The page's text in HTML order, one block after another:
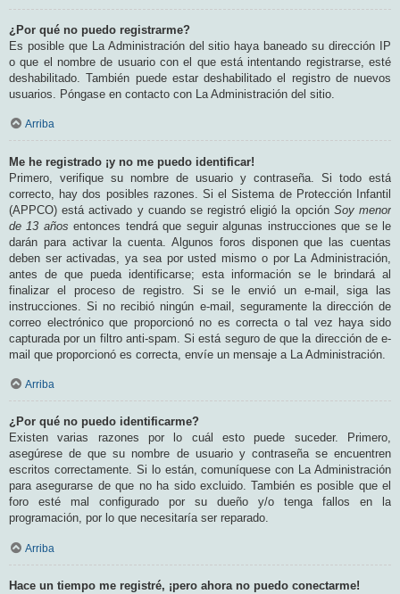
¿Por qué no puedo registrarme?
Es posible que La Administración del sitio haya baneado su dirección IP
o que el nombre de usuario con el que está intentando registrarse, esté
deshabilitado. También puede estar deshabilitado el registro de nuevos
usuarios. Póngase en contacto con La Administración del sitio.
Arriba
Me he registrado ¡y no me puedo identificar!
Primero, verifique su nombre de usuario y contraseña. Si todo está
correcto, hay dos posibles razones. Si el Sistema de Protección Infantil
(APPCO) está activado y cuando se registró eligió la opción Soy menor
de 13 años entonces tendrá que seguir algunas instrucciones que se le
darán para activar la cuenta. Algunos foros disponen que las cuentas
deben ser activadas, ya sea por usted mismo o por La Administración,
antes de que pueda identificarse; esta información se le brindará al
finalizar el proceso de registro. Si se le envió un e-mail, siga las
instrucciones. Si no recibió ningún e-mail, seguramente la dirección de
correo electrónico que proporcionó no es correcta o tal vez haya sido
capturada por un filtro anti-spam. Si está seguro de que la dirección de e-
mail que proporcionó es correcta, envíe un mensaje a La Administración.
Arriba
¿Por qué no puedo identificarme?
Existen varias razones por lo cuál esto puede suceder. Primero,
asegúrese de que su nombre de usuario y contraseña se encuentren
escritos correctamente. Si lo están, comuníquese con La Administración
para asegurarse de que no ha sido excluido. También es posible que el
foro esté mal configurado por su dueño y/o tenga fallos en la
programación, por lo que necesitaría ser reparado.
Arriba
Hace un tiempo me registré, ¡pero ahora no puedo conectarme!